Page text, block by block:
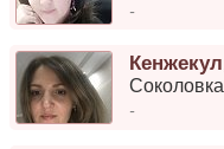
-
Кенжекул
Соколовка
-